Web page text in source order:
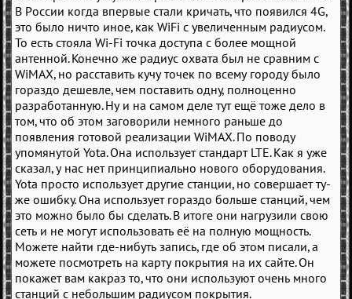
В России когда впервые стали кричать, что появился 4G,
это было ничто иное, как WiFi с увеличенным радиусом.
То есть стояла Wi-Fi точка доступа с более мощной
антенной. Конечно же радиус охвата был не сравним с
WiMAX, но расставить кучу точек по всему городу было
гораздо дешевле, чем поставить одну, полноценно
разработанную. Ну и на самом деле тут ещё тоже дело в
том, что об этом заговорили немного раньше до
появления готовой реализации WiMAX. По поводу
упомянутой Yota. Она использует стандарт LTE. Как я уже
сказал, у нас нет принципиально нового оборудования.
Yota просто использует другие станции, но совершает ту-
же ошибку. Она использует гораздо больше станций, чем
это можно было бы сделать. В итоге они нагрузили свою
сеть и не могут использовать её на полную мощность.
Можете найти где-нибуть запись, где об этом писали, а
можете посмотреть на карту покрытия на их сайте. Он
покажет вам какраз то, что они используют очень много
станций с небольшим радиусом покрытия.